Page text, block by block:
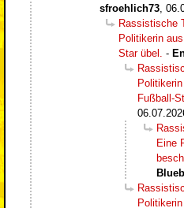
sfroehlich73
Rassistische
Politikerin
Star übel.
-
Fußball-
Eine